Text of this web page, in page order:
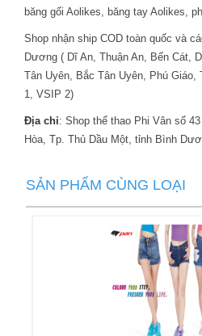
băng gối Aolikes, băng tay Aolikes,
Shop nhận ship COD toàn quốc và
Dương ( Dĩ An, Thuận An, Bến Cát,
Tân Uyên, Bắc Tân Uyên, Phú
1, VSIP 2)
Địa chỉ: Shop thể thao Phi Vân số
Hòa, Tp. Thủ Dầu Một, tỉnh Bình
SẢN PHẨM CÙNG LOẠI